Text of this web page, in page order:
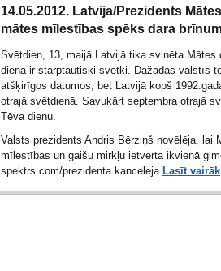
14.05.2012. Latvija/Prezidents
mātes mīlestības spēks dara
Svētdien, 13, maijā Latvijā tika svinēta Mātes
diena ir starptautiski svētki. Dažādās valstīs
atšķirīgos datumos, bet Latvijā kopš
otrajā svētdienā. Savukārt septembra otrajā
Tēva dienu.
Valsts prezidents Andris Bērziņš novēlēja, lai
mīlestības un gaišu mirkļu ietverta ikvienā
spektrs.com/prezidenta kanceleja Lasīt vairāk